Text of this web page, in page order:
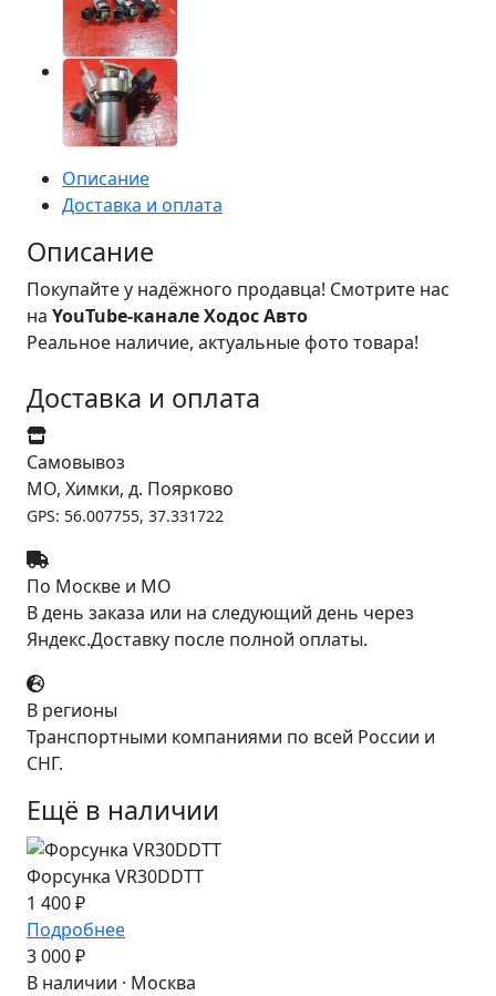
Описание
Доставка и оплата
Описание
Покупайте у надёжного продавца! Смотрите нас
на YouTube-канале Ходос Авто
Реальное наличие, актуальные фото товара!
Доставка и оплата
Самовывоз
МО, Химки, д. Поярково
GPS: 56.007755, 37.331722
По Москве и МО
В день заказа или на следующий день через
Яндекс.Доставку после полной оплаты.
В регионы
Транспортными компаниями по всей России и
СНГ.
Ещё в наличии
Форсунка VR30DDTT
1 400 ₽
Подробнее
3 000 ₽
В наличии · Москва